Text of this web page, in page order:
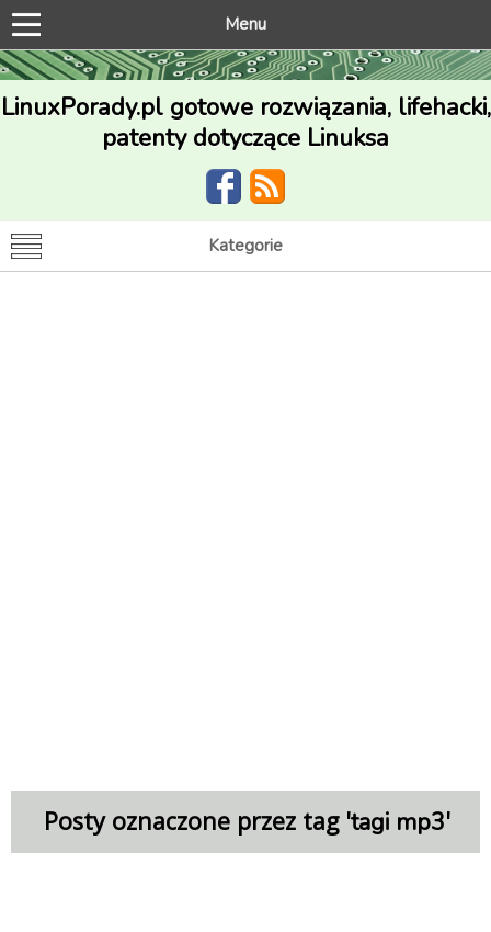
Menu
LinuxPorady.pl gotowe rozwiązania, lifehacki,
patenty dotyczące Linuksa
Kategorie
Posty oznaczone przez tag 'tagi mp3'